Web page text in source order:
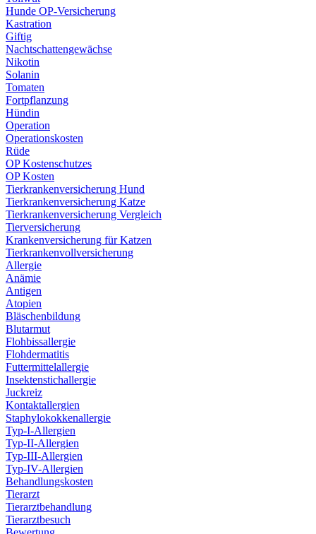
Hunde OP-Versicherung
Kastration
Giftig
Nachtschattengewächse
Nikotin
Solanin
Tomaten
Fortpflanzung
Hündin
Operation
Operationskosten
Rüde
OP Kostenschutzes
OP Kosten
Tierkrankenversicherung Hund
Tierkrankenversicherung Katze
Tierkrankenversicherung Vergleich
Tierversicherung
Krankenversicherung für Katzen
Tierkrankenvollversicherung
Allergie
Anämie
Antigen
Atopien
Bläschenbildung
Blutarmut
Flohbissallergie
Flohdermatitis
Futtermittelallergie
Insektenstichallergie
Juckreiz
Kontaktallergien
Staphylokokkenallergie
Typ-I-Allergien
Typ-II-Allergien
Typ-III-Allergien
Typ-IV-Allergien
Behandlungskosten
Tierarzt
Tierarztbehandlung
Tierarztbesuch